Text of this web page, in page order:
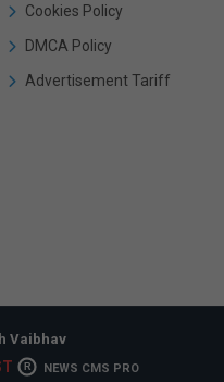
Cookies Policy
DMCA Policy
Advertisement Tariff
Vaibhav
R NEWS CMS PRO